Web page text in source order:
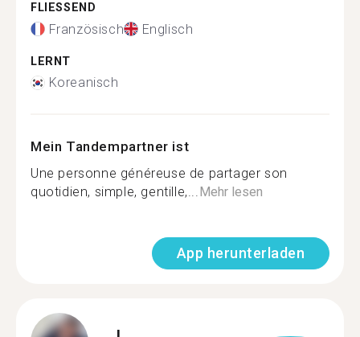
FLIESSEND
Französisch Englisch
LERNT
Koreanisch
Mein Tandempartner ist
Une personne généreuse de partager son
quotidien, simple, gentille,...Mehr lesen
App herunterladen